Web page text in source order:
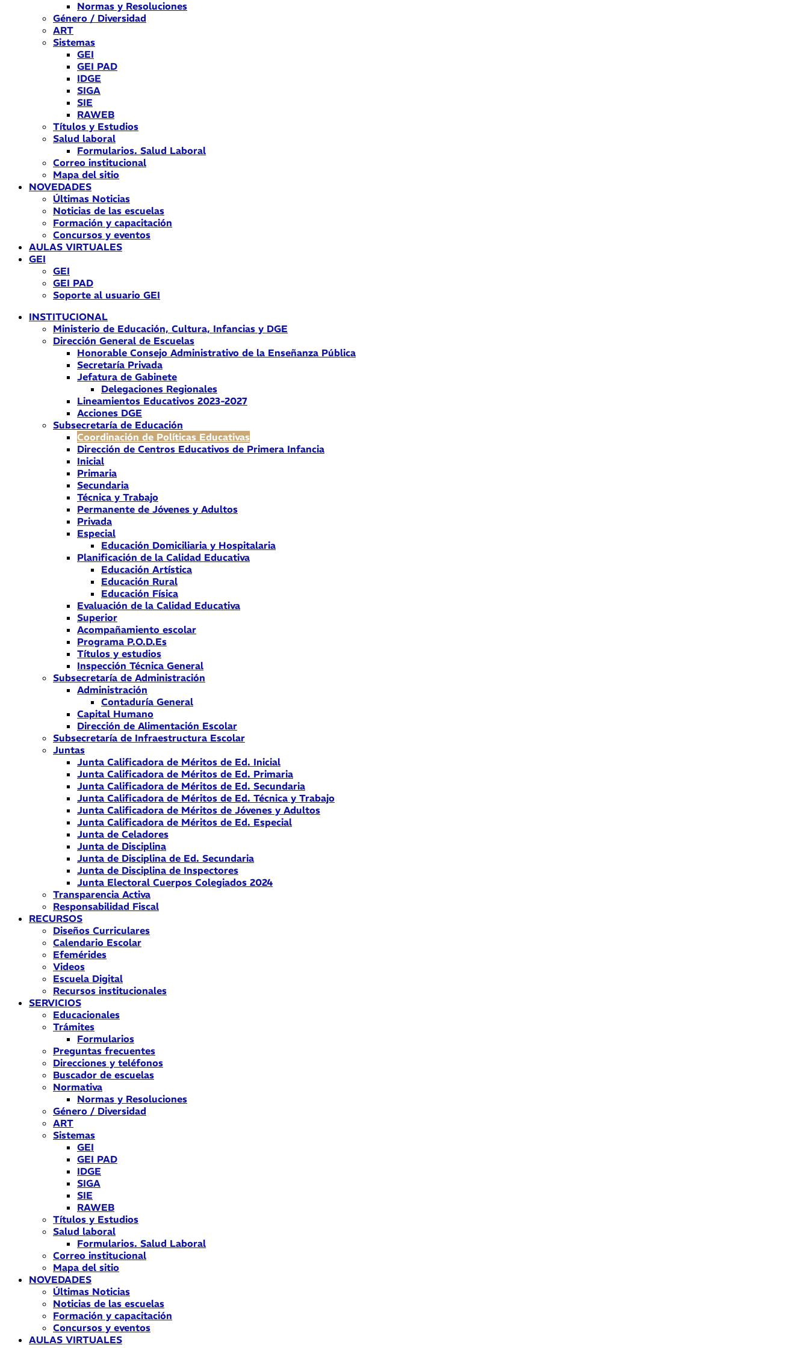
Normas y Resoluciones
Género / Diversidad
ART
Sistemas
GEI
GEI PAD
IDGE
SIGA
SIE
RAWEB
Títulos y Estudios
Salud laboral
Formularios. Salud Laboral
Correo institucional
Mapa del sitio
NOVEDADES
Últimas Noticias
Noticias de las escuelas
Formación y capacitación
Concursos y eventos
AULAS VIRTUALES
GEI
GEI
GEI PAD
Soporte al usuario GEI
INSTITUCIONAL
Ministerio de Educación, Cultura, Infancias y DGE
Dirección General de Escuelas
Honorable Consejo Administrativo de la Enseñanza Pública
Secretaría Privada
Jefatura de Gabinete
Delegaciones Regionales
Lineamientos Educativos 2023-2027
Acciones DGE
Subsecretaría de Educación
Coordinación de Políticas Educativas
Dirección de Centros Educativos de Primera Infancia
Inicial
Primaria
Secundaria
Técnica y Trabajo
Permanente de Jóvenes y Adultos
Privada
Especial
Educación Domiciliaria y Hospitalaria
Planificación de la Calidad Educativa
Educación Artística
Educación Rural
Educación Física
Evaluación de la Calidad Educativa
Superior
Acompañamiento escolar
Programa P.O.D.Es
Títulos y estudios
Inspección Técnica General
Subsecretaría de Administración
Administración
Contaduría General
Capital Humano
Dirección de Alimentación Escolar
Subsecretaría de Infraestructura Escolar
Juntas
Junta Calificadora de Méritos de Ed. Inicial
Junta Calificadora de Méritos de Ed. Primaria
Junta Calificadora de Méritos de Ed. Secundaria
Junta Calificadora de Méritos de Ed. Técnica y Trabajo
Junta Calificadora de Méritos de Jóvenes y Adultos
Junta Calificadora de Méritos de Ed. Especial
Junta de Celadores
Junta de Disciplina
Junta de Disciplina de Ed. Secundaria
Junta de Disciplina de Inspectores
Junta Electoral Cuerpos Colegiados 2024
Transparencia Activa
Responsabilidad Fiscal
RECURSOS
Diseños Curriculares
Calendario Escolar
Efemérides
Videos
Escuela Digital
Recursos institucionales
SERVICIOS
Educacionales
Trámites
Formularios
Preguntas frecuentes
Direcciones y teléfonos
Buscador de escuelas
Normativa
Normas y Resoluciones
Género / Diversidad
ART
Sistemas
GEI
GEI PAD
IDGE
SIGA
SIE
RAWEB
Títulos y Estudios
Salud laboral
Formularios. Salud Laboral
Correo institucional
Mapa del sitio
NOVEDADES
Últimas Noticias
Noticias de las escuelas
Formación y capacitación
Concursos y eventos
AULAS VIRTUALES